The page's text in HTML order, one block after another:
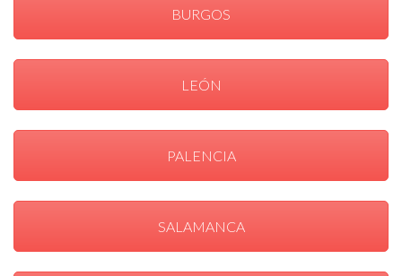
BURGOS
LEÓN
PALENCIA
SALAMANCA